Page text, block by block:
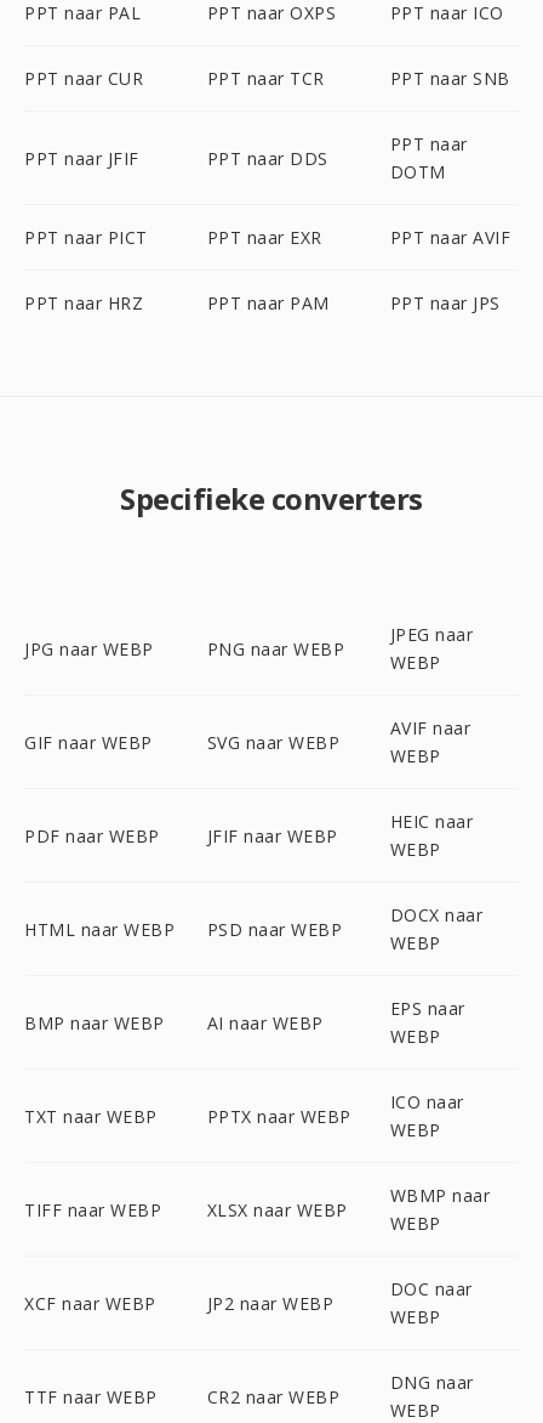
PPT naar PAL PPT naar OXPS PPT naar ICO
PPT naar CUR PPT naar TCR PPT naar SNB
PPT naar JFIF PPT naar DDS
PPT naar
DOTM
PPT naar PICT PPT naar EXR PPT naar AVIF
PPT naar HRZ PPT naar PAM PPT naar JPS
Specifieke converters
JPG naar WEBP PNG naar WEBP
JPEG naar
WEBP
GIF naar WEBP SVG naar WEBP
AVIF naar
WEBP
PDF naar WEBP JFIF naar WEBP
HEIC naar
WEBP
HTML naar WEBP PSD naar WEBP
DOCX naar
WEBP
BMP naar WEBP AI naar WEBP
EPS naar
WEBP
TXT naar WEBP PPTX naar WEBP
ICO naar
WEBP
TIFF naar WEBP XLSX naar WEBP
WBMP naar
WEBP
XCF naar WEBP JP2 naar WEBP
DOC naar
WEBP
TTF naar WEBP CR2 naar WEBP
DNG naar
WEBP